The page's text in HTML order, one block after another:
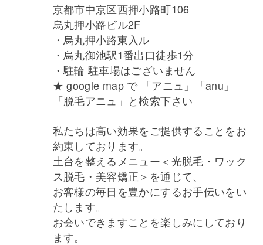
京都市中京区西押小路町106
烏丸押小路ビル2F
・烏丸押小路東入ル
・烏丸御池駅1番出口徒歩1分
・駐輪 駐車場はございません
★ google map で 「アニュ」「anu」
「脱毛アニュ」と検索下さい
私たちは高い効果をご提供することをお
約束しております。
土台を整えるメニュー＜光脱毛・ワック
ス脱毛・美容矯正＞を通じて、
お客様の毎日を豊かにするお手伝いをい
たします。
お会いできますことを楽しみにしており
ます。